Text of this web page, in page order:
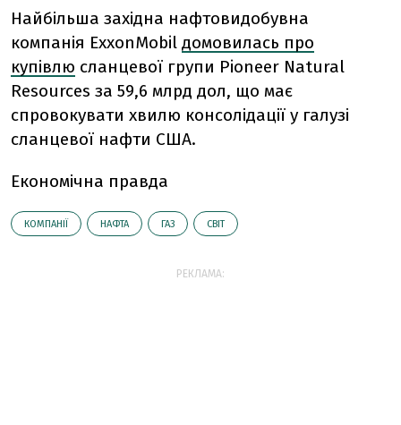
Найбільша західна нафтовидобувна
компанія ExxonMobil домовилась про
купівлю сланцевої групи Pioneer Natural
Resources за 59,6 млрд дол, що має
спровокувати хвилю консолідації у галузі
сланцевої нафти США.
Економічна правда
КОМПАНІЇ НАФТА ГАЗ СВІТ
РЕКЛАМА: